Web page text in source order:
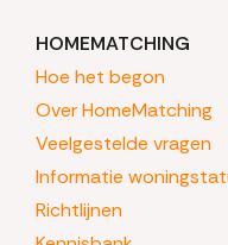
HOMEMATCHING
Hoe het begon
Over HomeMatching
Veelgestelde vragen
Informatie
Richtlijnen